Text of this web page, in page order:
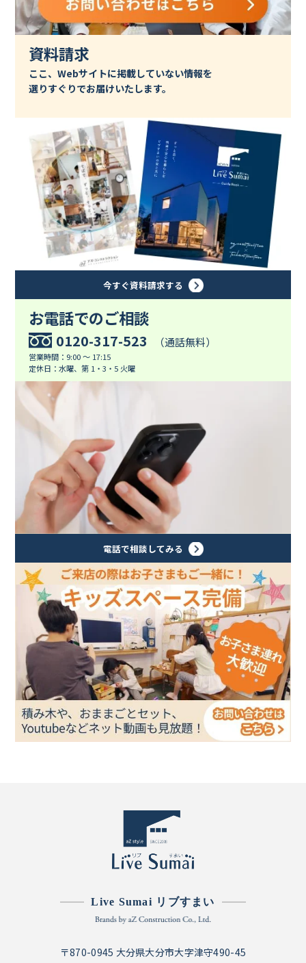
資料請求
ここ、Webサイトに掲載していない情報を
選りすぐりでお届けいたします。
今すぐ資料請求する
お電話でのご相談
0120-317-523 （通話無料）
営業時間：9:00 ～ 17:15
定休日：水曜、第 1・3・5 火曜
電話で相談してみる
Live Sumai リブすまい
〒870-0945 大分県大分市大字津守490-45